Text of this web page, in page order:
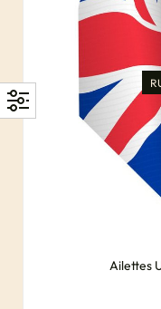
Ailettes